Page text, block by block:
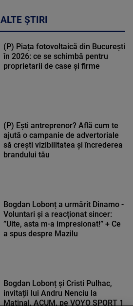
ALTE ȘTIRI
(P) Piața fotovoltaică din București
în 2026: ce se schimbă pentru
proprietarii de case și firme
(P) Ești antreprenor? Află cum te
ajută o campanie de advertoriale
să crești vizibilitatea și încrederea
brandului tău
Bogdan Lobonț a urmărit Dinamo -
Voluntari și a reacționat sincer:
”Uite, asta m-a impresionat!” + Ce
a spus despre Mazilu
Bogdan Lobonț și Cristi Pulhac,
invitații lui Andru Nenciu la
Matinal, ACUM, pe VOYO SPORT 1